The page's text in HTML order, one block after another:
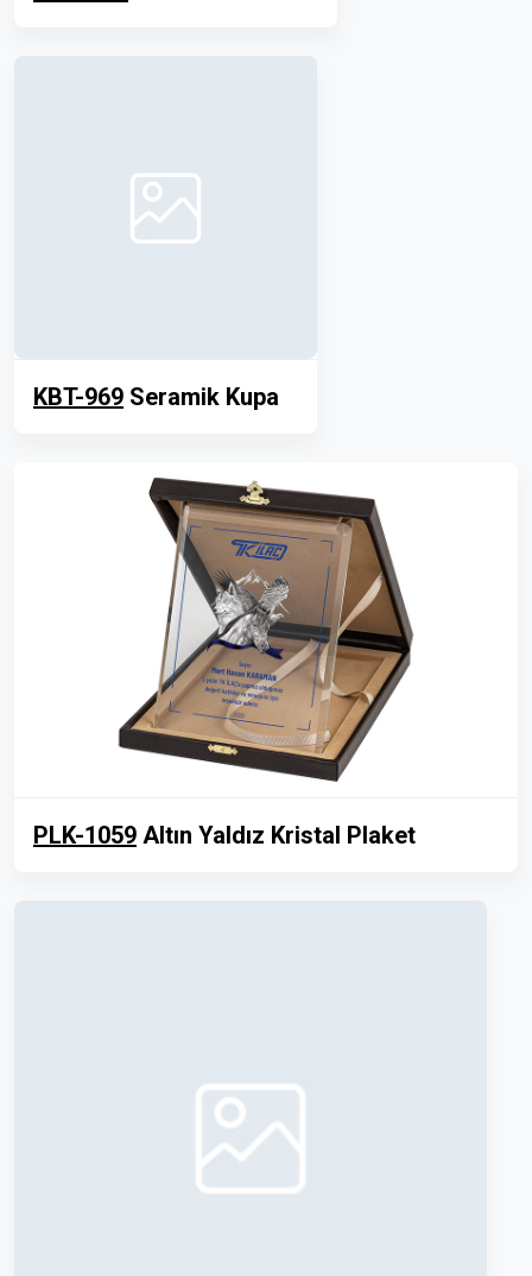
KBT-969 Seramik Kupa
PLK-1059 Altın Yaldız Kristal Plaket